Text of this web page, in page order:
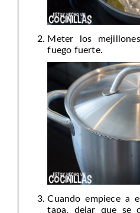
Meter los
fuego fuerte.
Cuando empiece a
tapa, dejar que se